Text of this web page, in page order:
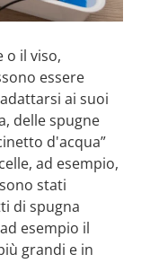
o il viso,
essere
ai suoi
delle spugne
d'acqua”
ad esempio,
stati
di spugna
esempio il
grandi e in